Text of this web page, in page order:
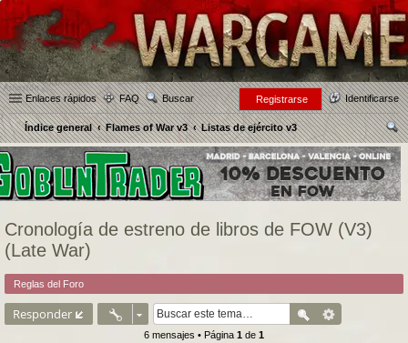
Enlaces rápidos FAQ Buscar Identificarse
Registrarse
Índice general Flames of War v3
Listas de ejército v3
us
car
Cronología de estreno de libros de FOW (V3)
(Late War)
Reglas del Foro
Responder
6 mensajes • Página 1 de 1